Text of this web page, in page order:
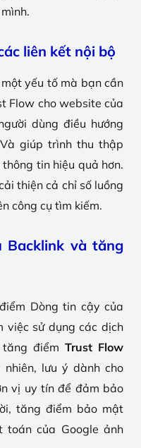
liên kết nội bộ
yếu tố mà bạn cần
Flow cho website của
dùng điều hướng
giúp trình thu thập
tin hiệu quả hơn.
thiện cả chỉ số luồng
công cụ tìm kiếm.
Backlink và tăng
Dòng tin cậy của
việc sử dụng các dịch
điểm Trust Flow
lưu ý dành cho
vị uy tín để đảm bảo
tăng điểm bảo mật
toán của Google ảnh